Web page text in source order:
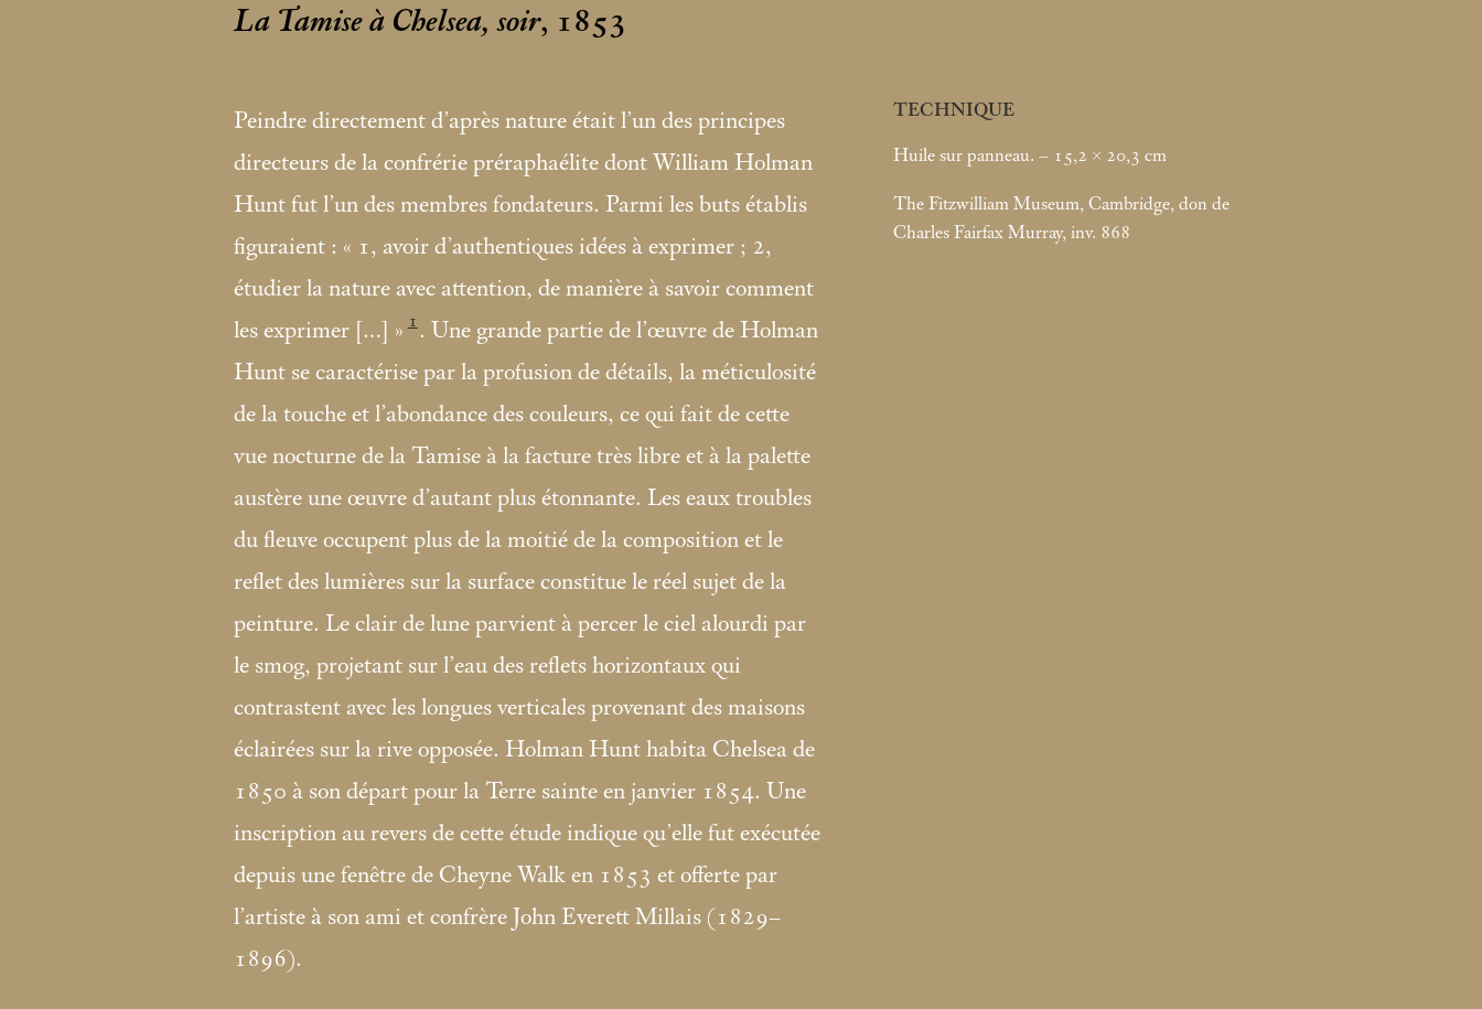
La Tamise à Chelsea, soir, 1853
Peindre directement d’après nature était l’un des principes
directeurs de la confrérie préraphaélite dont William Holman
Hunt fut l’un des membres fondateurs. Parmi les buts établis
figuraient : « 1, avoir d’authentiques idées à exprimer ; 2,
étudier la nature avec attention, de manière à savoir comment
les exprimer […] » 1 . Une grande partie de l’œuvre de Holman
Hunt se caractérise par la profusion de détails, la méticulosité
de la touche et l’abondance des couleurs, ce qui fait de cette
vue nocturne de la Tamise à la facture très libre et à la palette
austère une œuvre d’autant plus étonnante. Les eaux troubles
du fleuve occupent plus de la moitié de la composition et le
reflet des lumières sur la surface constitue le réel sujet de la
peinture. Le clair de lune parvient à percer le ciel alourdi par
le smog, projetant sur l’eau des reflets horizontaux qui
contrastent avec les longues verticales provenant des maisons
éclairées sur la rive opposée. Holman Hunt habita Chelsea de
1850 à son départ pour la Terre sainte en janvier 1854. Une
inscription au revers de cette étude indique qu’elle fut exécutée
depuis une fenêtre de Cheyne Walk en 1853 et offerte par
l’artiste à son ami et confrère John Everett Millais (1829–
1896).
TECHNIQUE
Huile sur panneau. – 15,2 × 20,3 cm
The Fitzwilliam Museum, Cambridge, don de
Charles Fairfax Murray, inv. 868